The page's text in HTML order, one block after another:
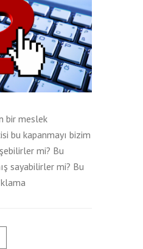
bir meslek
bu kapanmayı bizim
mi? Bu
sayabilirler mi? Bu